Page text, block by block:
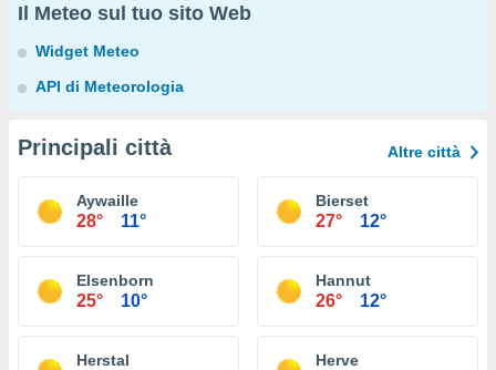
Il Meteo sul tuo sito Web
Widget Meteo
API di Meteorologia
Principali città Altre città
Aywaille
28° 11°
Bierset
27° 12°
Elsenborn
25° 10°
Hannut
26° 12°
Herstal Herve